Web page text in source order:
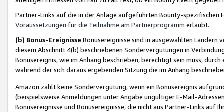
Partner-Links auf die in der Anlage aufgeführten Bounty-spezifischen
Voraussetzungen für die Teilnahme am Partnerprogramm erlaubt.
(b) Bonus-Ereignisse Bonusereignisse sind in ausgewählten Ländern
diesem Abschnitt 4(b) beschriebenen Sondervergütungen in
Bonusereignis, wie im Anhang beschrieben, berechtigt sein muss,
während der sich daraus ergebenden Sitzung die im Anhang
Amazon zahlt keine Sondervergütung, wenn ein Bonusereignis
(beispielsweise Anmeldungen unter Angabe ungültiger E-Mail-
Bonusereignisse und Bonusereignisse, die nicht aus Partner-Links auf